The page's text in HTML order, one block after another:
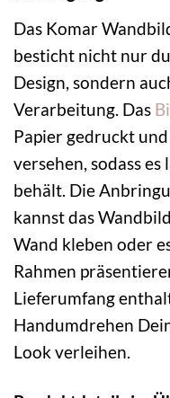
Das Komar
besticht nicht nur
Design, sondern
Verarbeitung. Das
Papier gedruckt
versehen, sodass
behält. Die
kannst das
Wand kleben oder
Rahmen
Lieferumfang
Handumdrehen
Look verleihen.